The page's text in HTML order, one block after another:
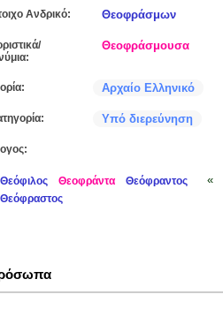
Ανδρικό: Θεοφράσμων
Θεοφράσμουσα
Αρχαίο Ελληνικό
Υπό διερεύνηση
Θεόφιλος Θεοφράντα Θεόφραντος «
Θεόφραστος